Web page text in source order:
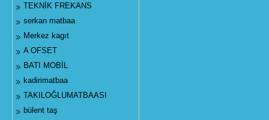
TEKNİK FREKANS
serkan matbaa
Merkez kagıt
A OFSET
BATI MOBİL
kadirimatbaa
TAKILOĞLUMATBAASI
bülent taş